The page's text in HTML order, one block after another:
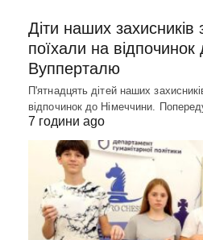
Діти наших захисників
поїхали на відпочинок
Вупперталю
П'ятнадцять дітей наших
відпочинок до Німеччини.
7 години ago